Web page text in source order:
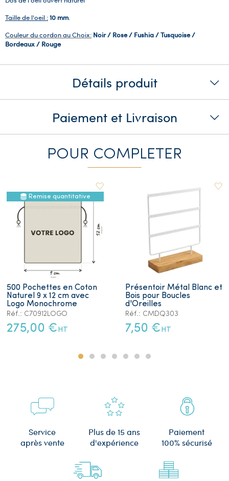
Taille de l'oeil :10 mm.
Couleur du cordon au Choix: Noir / Rose / Fushia / Tusquoise /
Bordeaux / Rouge
Détails produit
Paiement et Livraison
POUR COMPLETER
Remise quantitative
500 Pochettes en Coton
Naturel 9 x 12 cm avec
Logo Monochrome
Réf.: C70912LOGO
275,00 € HT
Présentoir Métal Blanc et
Bois pour Boucles
d'Oreilles
Réf.: CMDQ303
7,50 € HT
Service
après vente
Plus de 15 ans
d'expérience
Paiement
100% sécurisé